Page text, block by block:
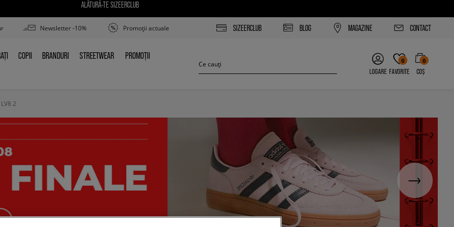
ALĂTURĂ-TE SIZEERCLUB
Newsletter -10% Promoții actuale SIZEERCLUB BLOG MAGAZINE CONTACT
COPII
COPII BRANDURI
BRANDURI STREETWEAR
STREETWEAR PROMOȚII
PROMOȚII
LOGARE
0
FAVORITE
0
COȘ
2